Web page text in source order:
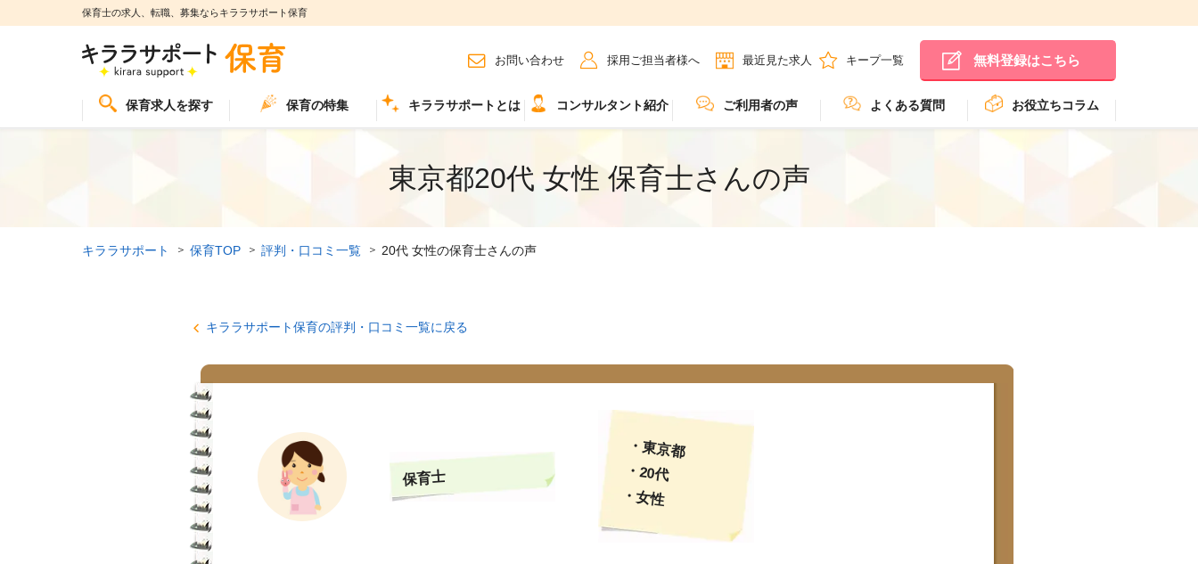
保育士の求人、転職、募集ならキララサポート保育
お問い合わせ 採用ご担当者様へ 最近見た求人 キープ一覧 無料登録はこちら
保育求人を探す 保育の特集 キララサポートとは コンサルタント紹介 ご利用者の声 よくある質問 お役立ちコラム
東京都20代 女性 保育士さんの声
キララサポート 保育TOP 評判・口コミ一覧 20代 女性の保育士さんの声
キララサポート保育の評判・口コミ一覧に戻る
保育士
・東京都
・20代
・女性